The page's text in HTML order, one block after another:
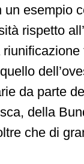
esempio
rispetto
da parte
della
che di